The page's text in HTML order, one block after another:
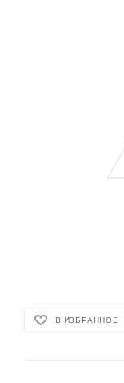
В ИЗБРАННОЕ